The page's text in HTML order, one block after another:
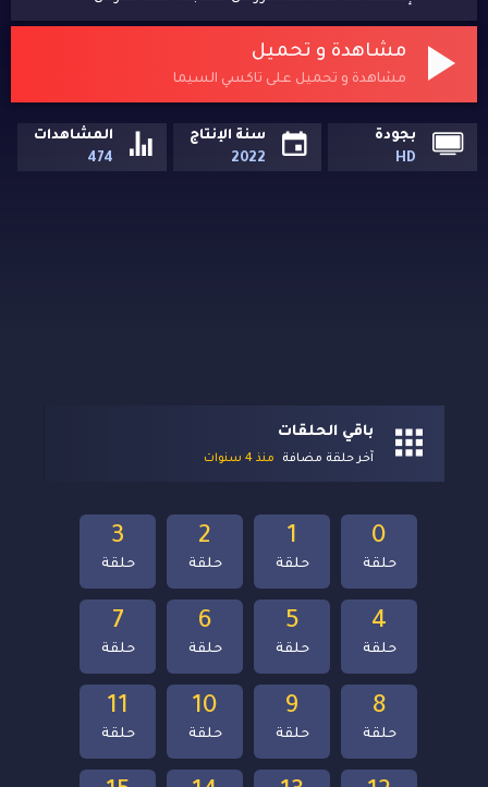
مشاهدة و تحميل
مشاهدة و تحميل على تاكسي السيما
بجودة
HD
سنة الإنتاج
2022
المشاهدات
474
باقي الحلقات
آخر حلقة مضافة منذ 4 سنوات
11
حلقة
10
حلقة
9
حلقة
8
حلقة
7
حلقة
6
حلقة
5
حلقة
4
حلقة
3
حلقة
2
حلقة
1
حلقة
0
حلقة